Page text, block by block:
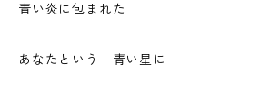
青い炎に包まれた
あなたという 青い星に